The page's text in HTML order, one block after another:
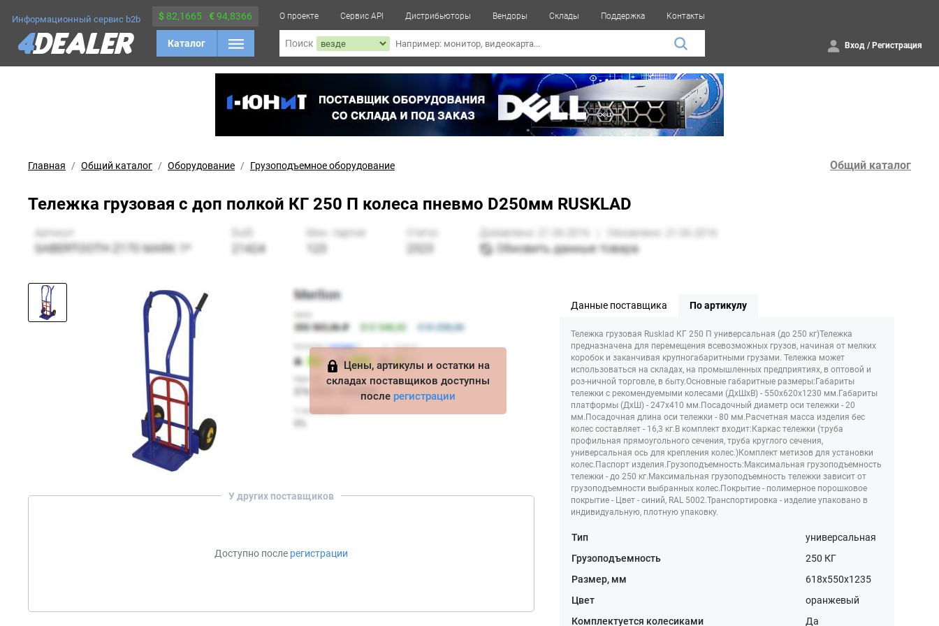
Информационный сервис b2b $ 82,1665 €94,8366
Каталог
О проекте Сервис API Дистрибьюторы Вендоры Склады Поддержка Контакты
Поиск Вход / Регистрация
Главная Общий каталог Оборудование Грузоподъемное оборудование Общий каталог
Тележка грузовая с доп полкой КГ 250 П колеса пневмо D250мм RUSKLAD
Цены, артикулы и остатки на
складах поставщиков доступны
после регистрации
У других поставщиков
Доступно после регистрации
Данные поставщика По артикулу
Тележка грузовая Rusklad КГ 250 П универсальная (до 250 кг)Тележка
предназначена для перемещения всевозможных грузов, начиная от мелких
коробок и заканчивая крупногабаритными грузами. Тележка может
использоваться на складах, на промышленных предприятиях, в оптовой и
роз-ничной торговле, в быту.Основные габаритные размеры:Габариты
тележки с рекомендуемыми колесами (ДхШхВ) - 550x620x1230 мм.Габариты
платформы (ДхШ) - 247x410 мм.Посадочный диаметр оси тележки - 20
мм.Посадочная длина оси тележки - 80 мм.Расчетная масса изделия бес
колес составляет - 16,3 кг.В комплект входит:Каркас тележки (труба
профильная прямоугольного сечения, труба круглого сечения,
универсальная ось для крепления колес.)Комплект метизов для установки
колес.Паспорт изделия.Грузоподъемность:Максимальная грузоподъемность
тележки - до 250 кг.Максимальная грузоподъемность тележки зависит от
грузоподъемности выбранных колес.Покрытие - полимерное порошковое
покрытие - Цвет - синий, RAL 5002.Транспортировка - изделие упаковано в
индивидуальную, плотную упаковку.
Тип
универсальная
Грузоподъемность
250 КГ
Размер, мм
618x550x1235
Цвет
оранжевый
Комплектуется колесиками
Да